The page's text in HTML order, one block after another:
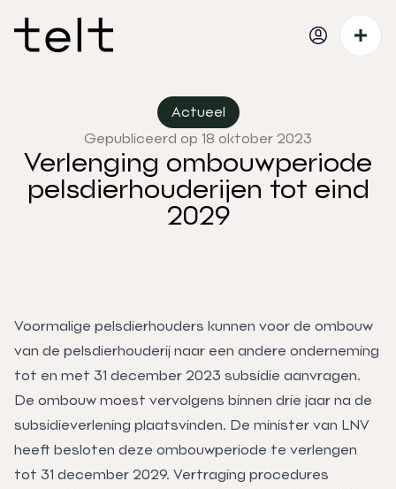
Actueel
Gepubliceerd op 18 oktober 2023
Verlenging ombouwperiode
pelsdierhouderijen tot eind
2029
Voormalige pelsdierhouders kunnen voor de ombouw
van de pelsdierhouderij naar een andere onderneming
tot en met 31 december 2023 subsidie aanvragen.
De ombouw moest vervolgens binnen drie jaar na de
subsidieverlening plaatsvinden. De minister van LNV
heeft besloten deze ombouwperiode te verlengen
tot 31 december 2029. Vertraging procedures